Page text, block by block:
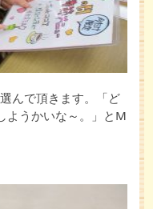
んで頂きます。「ど
ようかいな～。」とM